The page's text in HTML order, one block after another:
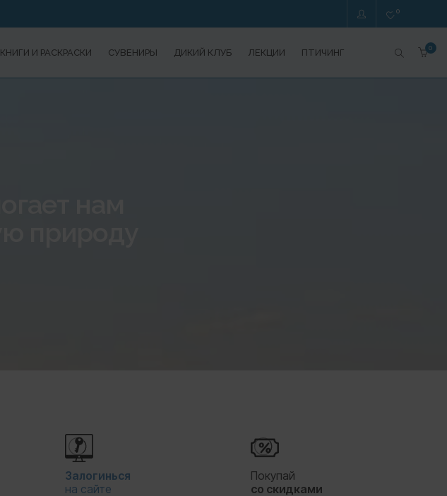
0
КНИГИ И РАСКРАСКИ СУВЕНИРЫ ДИКИЙ КЛУБ ЛЕКЦИИ ПТИЧИНГ 0
Залогинься
на сайте
Покупай
со скидками